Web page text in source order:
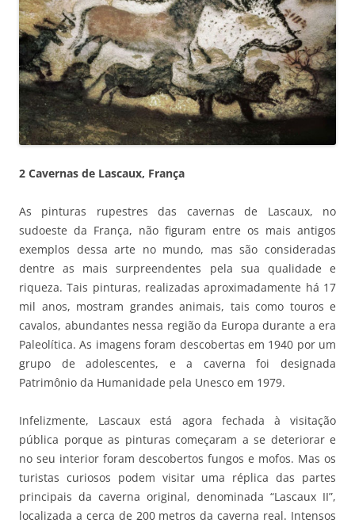
2 Cavernas de Lascaux, França
As pinturas rupestres das cavernas de Lascaux, no
sudoeste da França, não figuram entre os mais antigos
exemplos dessa arte no mundo, mas são consideradas
dentre as mais surpreendentes pela sua qualidade e
riqueza. Tais pinturas, realizadas aproximadamente há 17
mil anos, mostram grandes animais, tais como touros e
cavalos, abundantes nessa região da Europa durante a era
Paleolítica. As imagens foram descobertas em 1940 por um
grupo de adolescentes, e a caverna foi designada
Patrimônio da Humanidade pela Unesco em 1979.
Infelizmente, Lascaux está agora fechada à visitação
pública porque as pinturas começaram a se deteriorar e
no seu interior foram descobertos fungos e mofos. Mas os
turistas curiosos podem visitar uma réplica das partes
principais da caverna original, denominada “Lascaux II”,
localizada a cerca de 200 metros da caverna real. Intensos